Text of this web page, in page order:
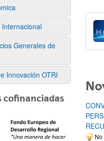
Generales de
Innovación OTRI
cofinanciadas
No